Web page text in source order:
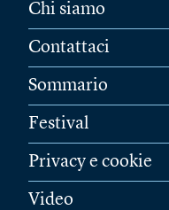
Chi siamo
Contattaci
Sommario
Festival
Privacy e cookie
Video